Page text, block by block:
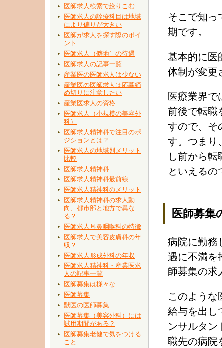
医師求人検索で絞りこむ
医師求人の診療科目は地域
により偏りが大きい
医師が求人を探す際のポイ
ント
医師求人（僻地）の待遇
医師求人の記事一覧
産業医の医師求人は少ない
産業医の医師求人は応募締
め切りに注意したい
産業医求人の資格
医師求人（小規模の美容外
科）
医師求人精神科で注目のポ
ジションとは？
医師求人の地域別メリット
比較
医師求人精神科
医師求人精神科最前線
医師求人精神科のメリット
医師求人精神科の求人動
向、都市部と地方で異な
る？
医師求人耳鼻咽喉科の特徴
医師求人で美容皮膚科の年
収？
医師求人形成外科の年収
医師求人精神科・産業医求
人の記事一覧
医師募集は様々な
医師募集
獣医の医師募集
医師募集（美容外科）には
試用期間がある？
医師募集老健で気をつける
こと
そこで知っ
期です。
基本的に医
体制が変更
医療業界で
前後で転職
すので、そ
す。つまり
し前から
といえるの
医師募集
病院に勤務
遇に不満を
師募集の求
このような
給与を出し
ンサルタン
職先の病院